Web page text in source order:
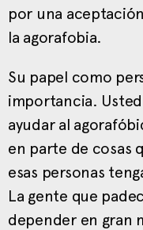
por una
la agorafobia.
Su papel como
importancia.
ayudar al
en parte de cosas
esas personas
La gente que
depender en gran